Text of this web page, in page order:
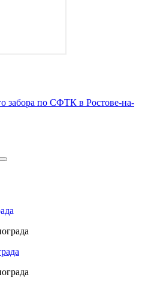
забора по СФТК в Ростове-на-